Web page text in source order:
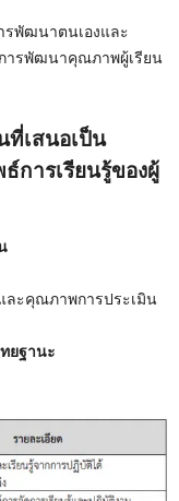
รพัฒนาตนเองและ
ารพัฒนาคุณภาพผู้เรียน
เสนอเป็น
การเรียนรู้ของผู้
ละคุณภาพการประเมิน
ยฐานะ